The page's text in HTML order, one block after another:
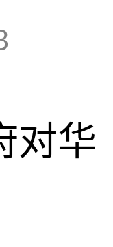
对华